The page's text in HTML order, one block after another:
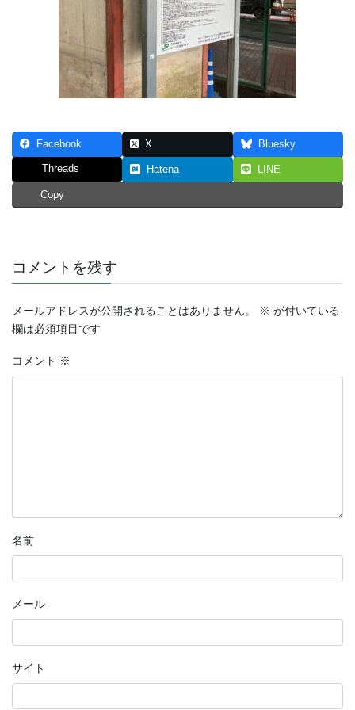
Facebook X Bluesky
Threads Hatena LINE
Copy
コメントを残す
メールアドレスが公開されることはありません。 ※ が付いている
欄は必須項目です
コメント ※
名前
メール
サイト